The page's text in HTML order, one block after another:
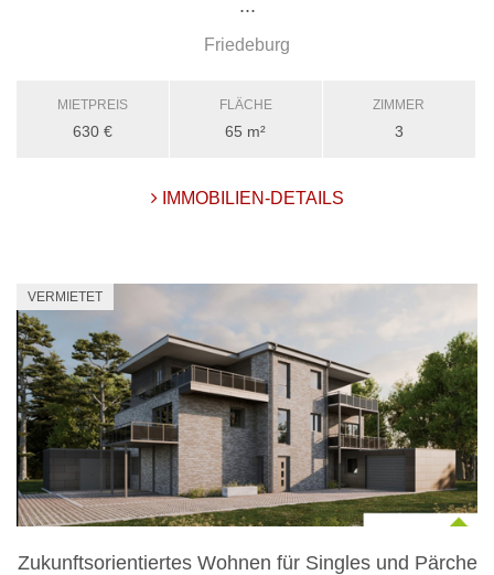
...
Friedeburg
MIETPREIS
630 €
FLÄCHE
65 m²
ZIMMER
3
IMMOBILIEN-DETAILS
VERMIETET
Zukunftsorientiertes Wohnen für Singles und Pärche